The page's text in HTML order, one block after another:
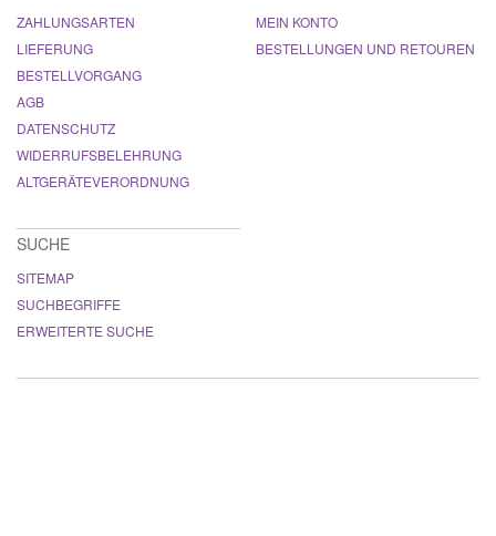
ZAHLUNGSARTEN
LIEFERUNG
BESTELLVORGANG
AGB
DATENSCHUTZ
WIDERRUFSBELEHRUNG
ALTGERÄTEVERORDNUNG
MEIN KONTO
BESTELLUNGEN UND RETOUREN
SUCHE
SITEMAP
SUCHBEGRIFFE
ERWEITERTE SUCHE